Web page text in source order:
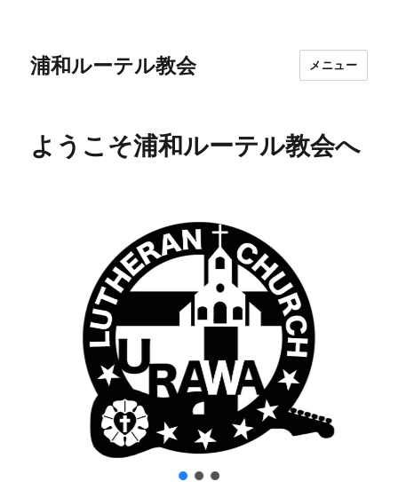
浦和ルーテル教会 メニュー
ようこそ浦和ルーテル教会へ